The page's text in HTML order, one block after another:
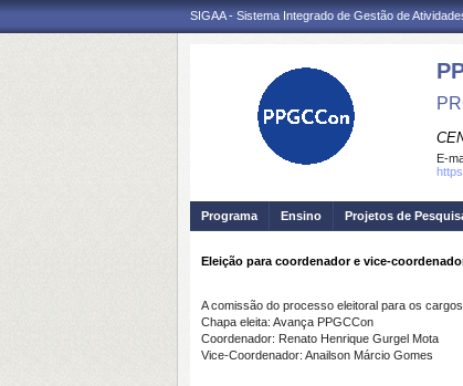
SIGAA - Sistema Integrado de Gestão de
E-
Programa Ensino Projetos de
Eleição para coordenador e vice-
A comissão do processo eleitoral para os
Chapa eleita: Avança PPGCCon
Coordenador: Renato Henrique Gurgel Mota
Vice-Coordenador: Anailson Márcio Gomes